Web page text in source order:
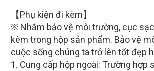
【Phụ kiện đi kèm】
※ Nhằm bảo vệ môi trường, cục
kèm trong hộp sản phẩm. Bảo vệ
cuộc sống chúng ta trở lên tốt đẹp
1. Cung cấp hộp ngoài: Trường hợp